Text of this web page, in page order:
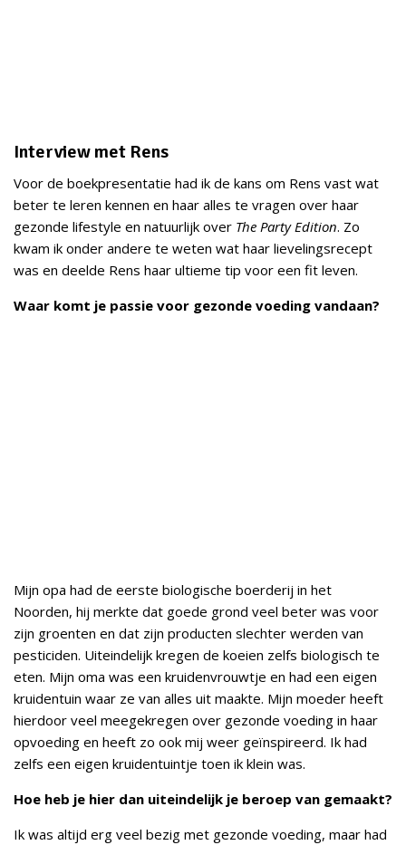
Interview met Rens
Voor de boekpresentatie had ik de kans om Rens vast wat
beter te leren kennen en haar alles te vragen over haar
gezonde lifestyle en natuurlijk over The Party Edition. Zo
kwam ik onder andere te weten wat haar lievelingsrecept
was en deelde Rens haar ultieme tip voor een fit leven.
Waar komt je passie voor gezonde voeding vandaan?
Mijn opa had de eerste biologische boerderij in het
Noorden, hij merkte dat goede grond veel beter was voor
zijn groenten en dat zijn producten slechter werden van
pesticiden. Uiteindelijk kregen de koeien zelfs biologisch te
eten. Mijn oma was een kruidenvrouwtje en had een eigen
kruidentuin waar ze van alles uit maakte. Mijn moeder heeft
hierdoor veel meegekregen over gezonde voeding in haar
opvoeding en heeft zo ook mij weer geïnspireerd. Ik had
zelfs een eigen kruidentuintje toen ik klein was.
Hoe heb je hier dan uiteindelijk je beroep van gemaakt?
Ik was altijd erg veel bezig met gezonde voeding, maar had